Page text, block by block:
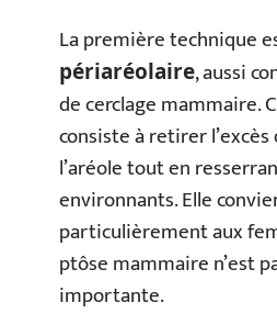
La première technique
périaréolaire, aussi
de cerclage mammaire.
consiste à retirer
l’aréole tout en
environnants. Elle
particulièrement aux
ptôse mammaire n’est
importante.